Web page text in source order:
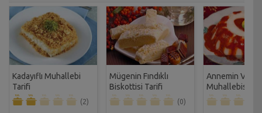
Kadayıflı Muhallebi
Tarifi
(2)
Mügenin Fındıklı
Biskottisi Tarifi
(0)
Annemin
Muhallebisi